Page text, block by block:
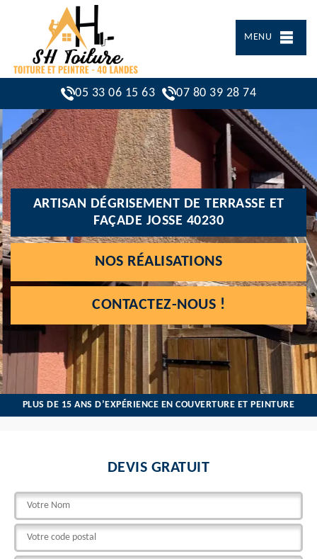
MENU
05 33 06 15 63 07 80 39 28 74
ARTISAN DÉGRISEMENT DE TERRASSE ET
FAÇADE JOSSE 40230
NOS RÉALISATIONS
CONTACTEZ-NOUS !
PLUS DE 15 ANS D’EXPÉRIENCE EN COUVERTURE ET PEINTURE
DEVIS GRATUIT